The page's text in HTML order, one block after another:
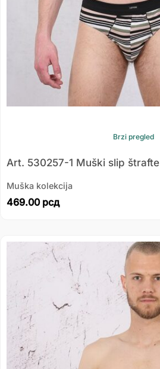
Brzi pregled
Art. 530257-1 Muški slip štrafte
Muška kolekcija
469.00 рсд